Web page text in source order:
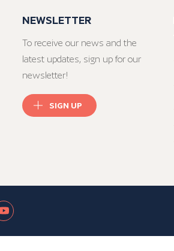
NEWSLETTER
To receive our news and the
latest updates, sign up for our
newsletter!
SIGN UP